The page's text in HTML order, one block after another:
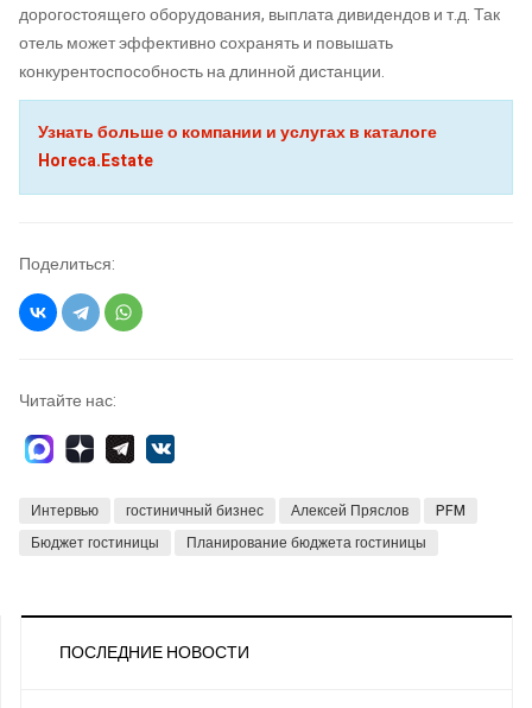
дорогостоящего оборудования, выплата дивидендов и т.д. Так
отель может эффективно сохранять и повышать
конкурентоспособность на длинной дистанции.
Узнать больше о компании и услугах в каталоге
Horeca.Estate
Поделиться:
Читайте нас:
Интервью гостиничный бизнес Алексей Пряслов
PFM
Бюджет гостиницы
Планирование бюджета гостиницы
ПОСЛЕДНИЕ НОВОСТИ